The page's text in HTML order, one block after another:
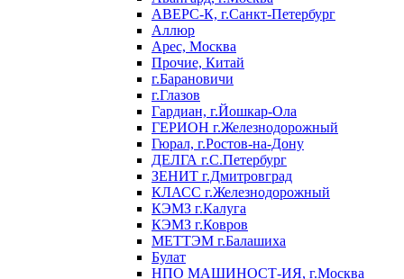
АВЕРС-К, г.Санкт-Петербург
Аллюр
Арес, Москва
Прочие, Китай
г.Барановичи
г.Глазов
Гардиан, г.Йошкар-Ола
ГЕРИОН г.Железнодорожный
Гюрал, г.Ростов-на-Дону
ДЕЛГА г.С.Петербург
ЗЕНИТ г.Дмитровград
КЛАСС г.Железнодорожный
КЭМЗ г.Калуга
КЭМЗ г.Ковров
МЕТТЭМ г.Балашиха
Булат
НПО МАШИНОСТ-ИЯ, г.Москва